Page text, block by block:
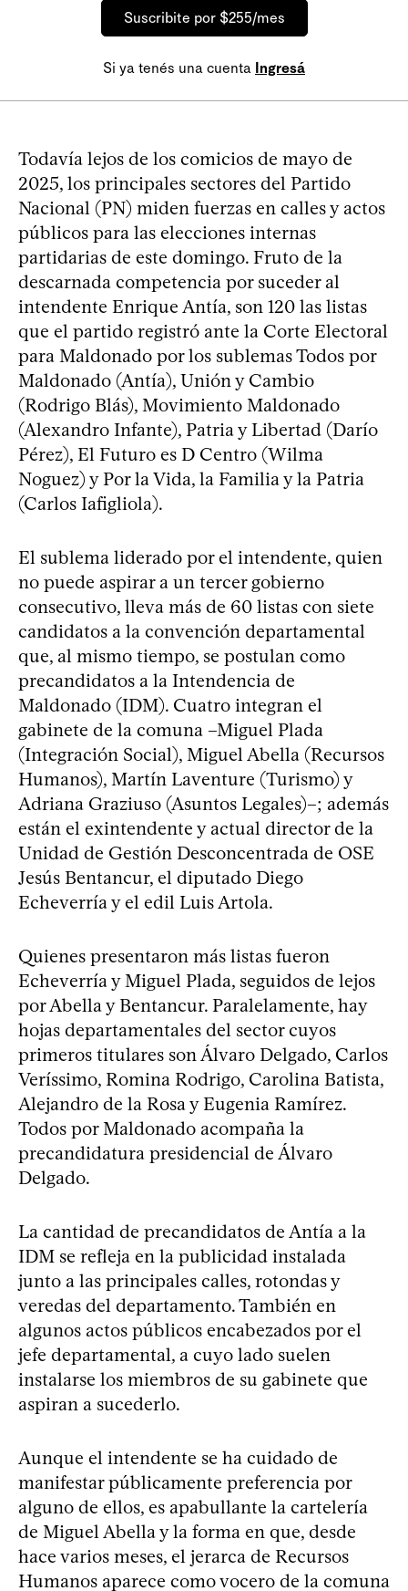
Suscribite por $255/mes
Si ya tenés una cuenta Ingresá
Todavía lejos de los comicios de mayo de
2025, los principales sectores del Partido
Nacional (PN) miden fuerzas en calles y actos
públicos para las elecciones internas
partidarias de este domingo. Fruto de la
descarnada competencia por suceder al
intendente Enrique Antía, son 120 las listas
que el partido registró ante la Corte Electoral
para Maldonado por los sublemas Todos por
Maldonado (Antía), Unión y Cambio
(Rodrigo Blás), Movimiento Maldonado
(Alexandro Infante), Patria y Libertad (Darío
Pérez), El Futuro es D Centro (Wilma
Noguez) y Por la Vida, la Familia y la Patria
(Carlos Iafigliola).
El sublema liderado por el intendente, quien
no puede aspirar a un tercer gobierno
consecutivo, lleva más de 60 listas con siete
candidatos a la convención departamental
que, al mismo tiempo, se postulan como
precandidatos a la Intendencia de
Maldonado (IDM). Cuatro integran el
gabinete de la comuna –Miguel Plada
(Integración Social), Miguel Abella (Recursos
Humanos), Martín Laventure (Turismo) y
Adriana Graziuso (Asuntos Legales)–; además
están el exintendente y actual director de la
Unidad de Gestión Desconcentrada de OSE
Jesús Bentancur, el diputado Diego
Echeverría y el edil Luis Artola.
Quienes presentaron más listas fueron
Echeverría y Miguel Plada, seguidos de lejos
por Abella y Bentancur. Paralelamente, hay
hojas departamentales del sector cuyos
primeros titulares son Álvaro Delgado, Carlos
Veríssimo, Romina Rodrigo, Carolina Batista,
Alejandro de la Rosa y Eugenia Ramírez.
Todos por Maldonado acompaña la
precandidatura presidencial de Álvaro
Delgado.
La cantidad de precandidatos de Antía a la
IDM se refleja en la publicidad instalada
junto a las principales calles, rotondas y
veredas del departamento. También en
algunos actos públicos encabezados por el
jefe departamental, a cuyo lado suelen
instalarse los miembros de su gabinete que
aspiran a sucederlo.
Aunque el intendente se ha cuidado de
manifestar públicamente preferencia por
alguno de ellos, es apabullante la cartelería
de Miguel Abella y la forma en que, desde
hace varios meses, el jerarca de Recursos
Humanos aparece como vocero de la comuna